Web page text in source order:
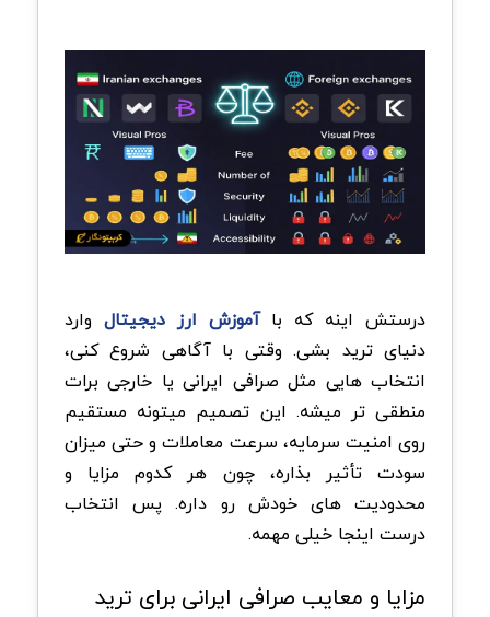
درستش اینه که باآموزش ارز دیجیتال وارد
دنیای ترید بشی. وقتی با آگاهی شروع کنی،
انتخاب هایی مثل صرافی ایرانی یا خارجی برات
منطقی تر میشه. این تصمیم میتونه مستقیم
روی امنیت سرمایه، سرعت معاملات و حتی میزان
سودت تأثیر بذاره، چون هر کدوم مزایا و
محدودیت های خودش رو داره. پس انتخاب
درست اینجا خیلی مهمه.
مزایا و معایب صرافی ایرانی برای ترید